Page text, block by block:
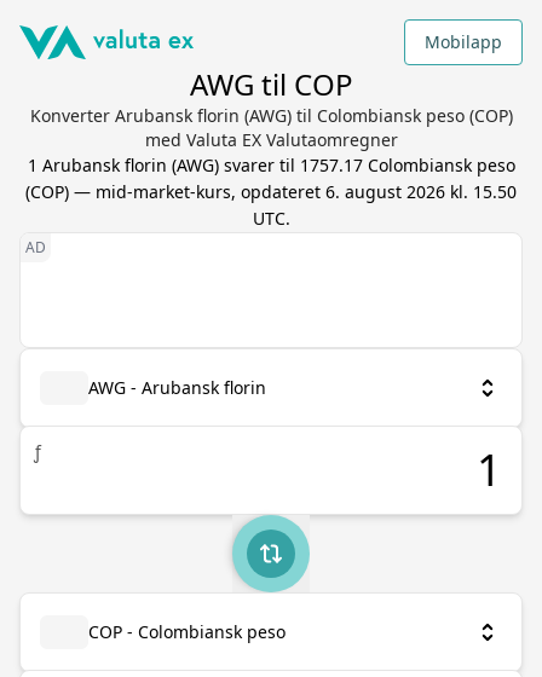
Mobilapp
AWG til COP
Konverter Arubansk florin (AWG) til Colombiansk peso (COP)
med Valuta EX Valutaomregner
1 Arubansk florin (AWG) svarer til 1757.17 Colombiansk peso
(COP) — mid-market-kurs, opdateret 6. august 2026 kl. 15.50
UTC.
AWG - Arubansk florin
ƒ
COP - Colombiansk peso